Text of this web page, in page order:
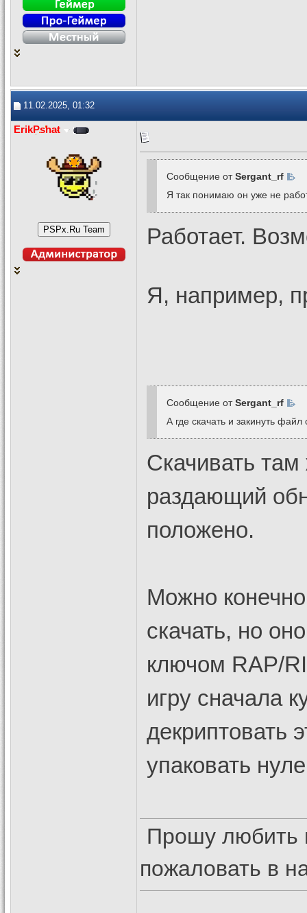
11.02.2025, 01:32
ErikPshat
Сообщение отSergant_rf
Я так понимаю он уже не
Работает.
Я, например,
Сообщение отSergant_rf
А где скачать и закинуть
Скачивать
раздающий
положено.
Можно
скачать, но
ключом RAP/
игру сначала
декриптовать
упаковать
Прошу
пожаловать в